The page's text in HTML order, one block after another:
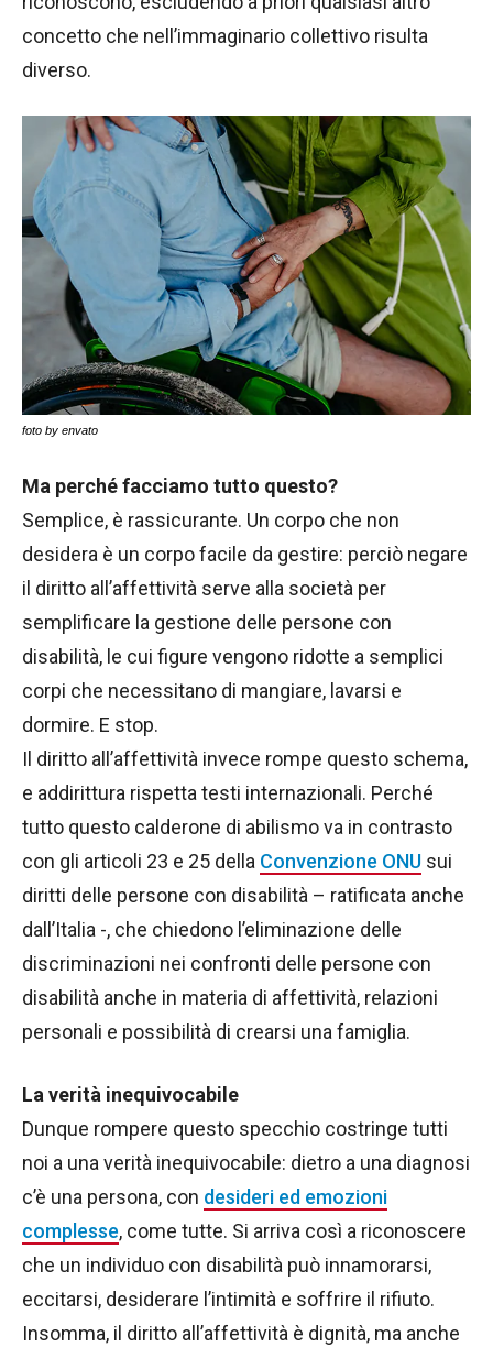
concetto che nell’immaginario collettivo risulta
diverso.
foto by envato
Ma perché facciamo tutto questo?
Semplice, è rassicurante. Un corpo che non
desidera è un corpo facile da gestire: perciò negare
il diritto all’affettività serve alla società per
semplificare la gestione delle persone con
disabilità, le cui figure vengono ridotte a semplici
corpi che necessitano di mangiare, lavarsi e
dormire. E stop.
Il diritto all’affettività invece rompe questo schema,
e addirittura rispetta testi internazionali. Perché
tutto questo calderone di abilismo va in contrasto
con gli articoli 23 e 25 della Convenzione ONU sui
diritti delle persone con disabilità – ratificata anche
dall’Italia -, che chiedono l’eliminazione delle
discriminazioni nei confronti delle persone con
disabilità anche in materia di affettività, relazioni
personali e possibilità di crearsi una famiglia.
La verità inequivocabile
Dunque rompere questo specchio costringe tutti
noi a una verità inequivocabile: dietro a una diagnosi
c’è una persona, con desideri ed emozioni
complesse, come tutte. Si arriva così a riconoscere
che un individuo con disabilità può innamorarsi,
eccitarsi, desiderare l’intimità e soffrire il rifiuto.
Insomma, il diritto all’affettività è dignità, ma anche